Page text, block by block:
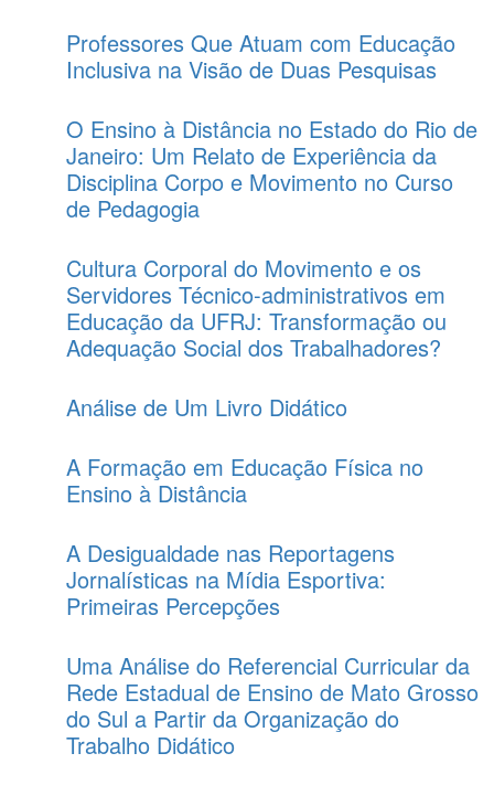
Professores Que Atuam com Educação
Inclusiva na Visão de Duas Pesquisas
O Ensino à Distância no Estado do Rio de
Janeiro: Um Relato de Experiência da
Disciplina Corpo e Movimento no Curso
de Pedagogia
Cultura Corporal do Movimento e os
Servidores Técnico-administrativos em
Educação da UFRJ: Transformação ou
Adequação Social dos Trabalhadores?
Análise de Um Livro Didático
A Formação em Educação Física no
Ensino à Distância
A Desigualdade nas Reportagens
Jornalísticas na Mídia Esportiva:
Primeiras Percepções
Uma Análise do Referencial Curricular da
Rede Estadual de Ensino de Mato Grosso
do Sul a Partir da Organização do
Trabalho Didático